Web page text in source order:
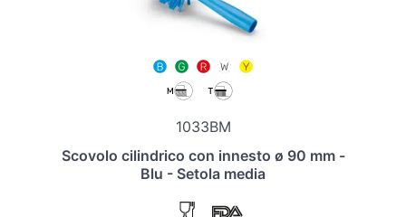
1033BM
Scovolo cilindrico con innesto ø 90 mm -
Blu - Setola media